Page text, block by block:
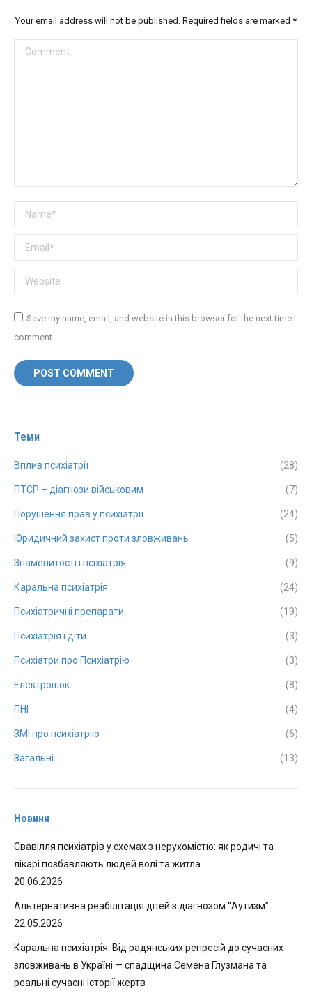
Your email address will not be published. Required fields are marked *
Comment
Name *
Email *
Website
Save my name, email, and website in this browser for the next time I
comment.
POST COMMENT
Теми
Вплив психіатрії (28)
ПТСР – діагнози військовим (7)
Порушення прав у психіатрії (24)
Юридичний захист проти зловживань (5)
Знаменитості і псіхіатрія (9)
Каральна психіатрія (24)
Психіатричні препарати (19)
Психіатрія і діти (3)
Психіатри про Психіатрію (3)
Електрошок (8)
ПНІ (4)
ЗМІ про психіатрію (6)
Загальні (13)
Новини
Свавілля психіатрів у схемах з нерухомістю: як родичі та
лікарі позбавляють людей волі та житла
20.06.2026
Альтернативна реабілітація дітей з діагнозом “Аутизм”
22.05.2026
Каральна психіатрія: Від радянських репресій до сучасних
зловживань в Україні — спадщина Семена Глузмана та
реальні сучасні історії жертв